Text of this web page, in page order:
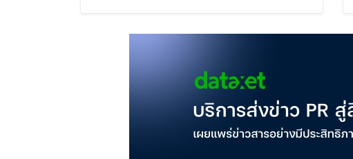
ครึ่งปีหลังมุ่งเติบโตต่อเนื่อง